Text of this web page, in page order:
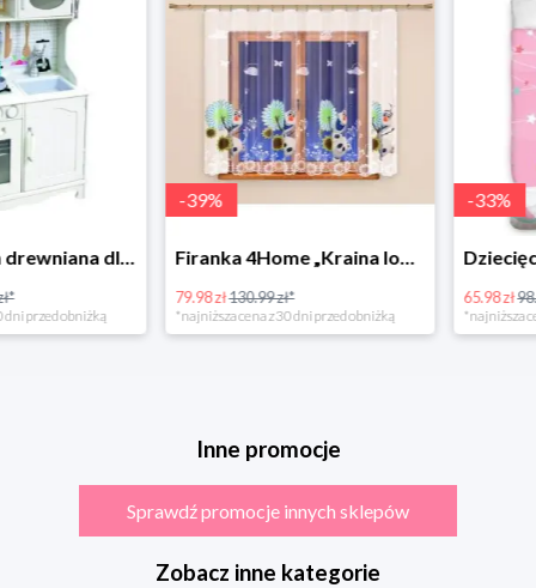
Bino Kuchnia drewniana dla dzieci Provence
obniżką
%
Firanka 4Home „Kraina lodu” (Frozen)
79.98 zł130.99 zł*
*najniższa cena z 30 dni przed obniżką
- %
65.98 zł98.99 zł*
*najniższa cena z
Inne promocje
Sprawdź promocje innych sklepów
Zobacz inne kategorie